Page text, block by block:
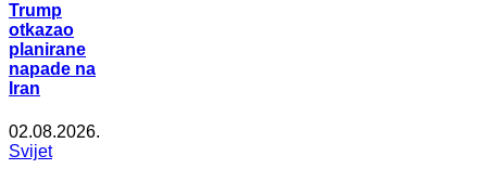
Trump
otkazao
planirane
napade na
Iran
02.08.2026.
Svijet